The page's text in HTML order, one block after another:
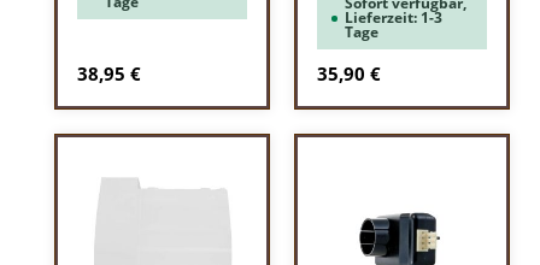
Regulärer Preis:
38,95 €
Lieferzeit: 1-3
Tage
Regulärer Preis:
35,90 €